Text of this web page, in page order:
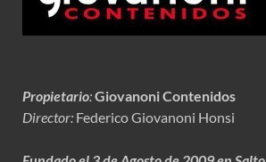
Propietario:Giovanoni Contenidos
Director: Federico Giovanoni Honsi